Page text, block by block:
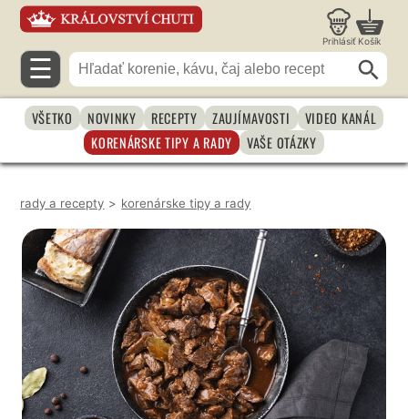
Prihlásiť Košík
☰
VŠETKO NOVINKY RECEPTY ZAUJÍMAVOSTI
VIDEO KANÁL
KORENÁRSKE TIPY A RADY
VAŠE OTÁZKY
rady a recepty > korenárske tipy a rady